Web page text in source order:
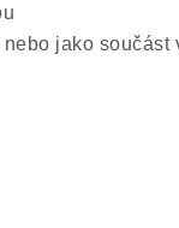
jako součást